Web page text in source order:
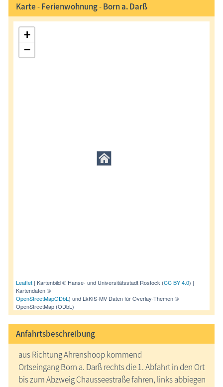
Karte-Ferienwohnung-Born a. Darß
+
−
Leaflet | Kartenbild © Hanse- und Universitätsstadt Rostock (CC BY 4.0) |
Kartendaten ©
OpenStreetMapODbL ) und LkKfS-MV Daten für Overlay-Themen ©
OpenStreetMap (ODbL)
Anfahrtsbeschreibung
aus Richtung Ahrenshoop kommend
Ortseingang Born a. Darß rechts die 1. Abfahrt in den Ort
bis zum Abzweig Chausseestraße fahren, links abbiegen